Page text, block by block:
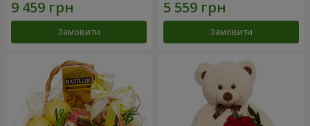
Замовити Замовити